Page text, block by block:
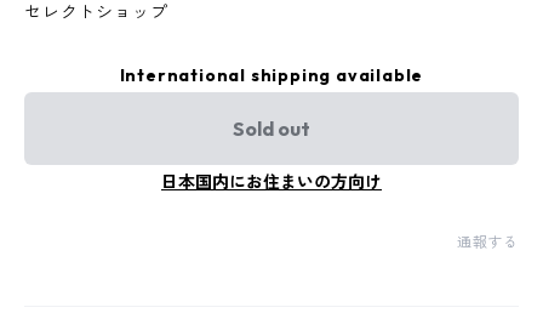
セレクトショップ
International shipping available
Sold out
日本国内にお住まいの方向け
通報する